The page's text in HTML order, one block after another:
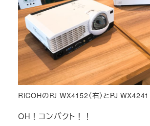
RICOHのPJ WX4152（右）とPJ WX4241
OH！コンパクト！！